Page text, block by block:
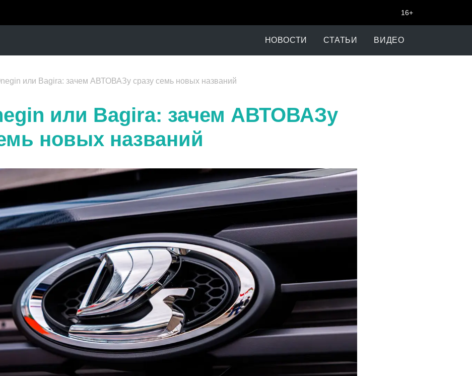
16+
НОВОСТИ СТАТЬИ ВИДЕО
или Bagira: зачем АВТОВАЗу сразу семь новых названий
или Bagira: зачем АВТОВАЗу
новых названий